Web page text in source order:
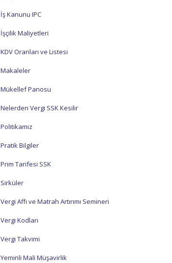
İş Kanunu IPC
İşçilik Maliyetleri
KDV Oranları ve Listesi
Makaleler
Mükellef Panosu
Nelerden Vergi SSK Kesilir
Politikamız
Pratik Bilgiler
Prim Tarifesi SSK
Sirküler
Vergi Affı ve Matrah Artırımı Semineri
Vergi Kodları
Vergi Takvimi
Yeminli Mali Müşavirlik